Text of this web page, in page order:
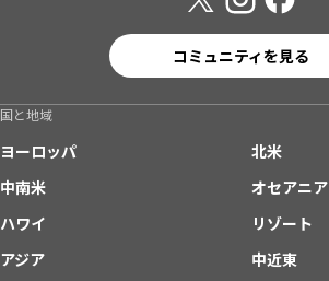
コミュニティを見る
国と地域
ヨーロッパ
北米
中南米
オセアニア
ハワイ
リゾート
アジア
中近東